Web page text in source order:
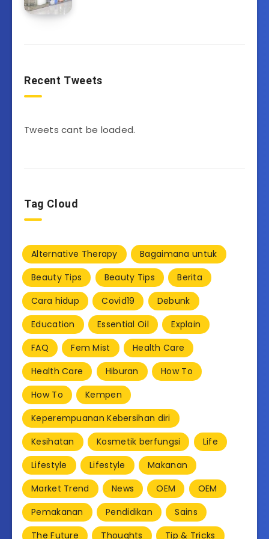
Recent Tweets
Tweets cant be loaded.
Tag Cloud
Alternative Therapy
Bagaimana untuk
Beauty Tips
Beauty Tips
Berita
Cara hidup
Covid19
Debunk
Education
Essential Oil
Explain
FAQ
Fem Mist
Health Care
Health Care
Hiburan
How To
How To
Kempen
Keperempuanan Kebersihan diri
Kesihatan
Kosmetik berfungsi
Life
Lifestyle
Lifestyle
Makanan
Market Trend
News OEM
OEM
Pemakanan
Pendidikan
Sains
The Future
Thoughts
Tip & Tricks